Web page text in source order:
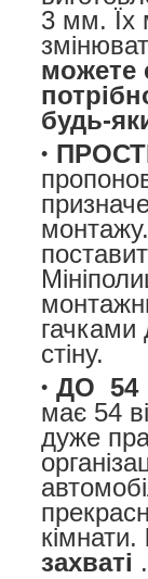
3 мм. Їх
можете
будь-
гачками
стіну.
ДО 54
має 54
дуже
кімнати.
захваті .